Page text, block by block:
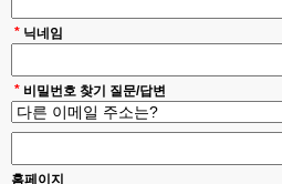
* 닉네임
* 비밀번호 찾기 질문/답변
홈페이지